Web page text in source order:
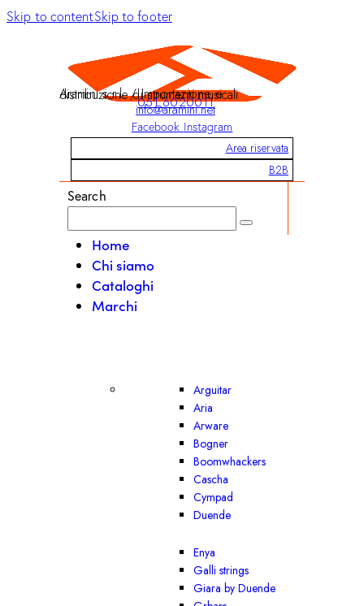
Skip to contentSkip to footer
Aramini s.r.l. / Importazione e distribuzione di strumenti musicali
051 6020011
info@aramini.net
Facebook Instagram
Area riservata
B2B
Search
Home
Chi siamo
Cataloghi
Marchi
Arguitar
Aria
Arware
Bogner
Boomwhackers
Cascha
Cympad
Duende
Enya
Galli strings
Giara by Duende